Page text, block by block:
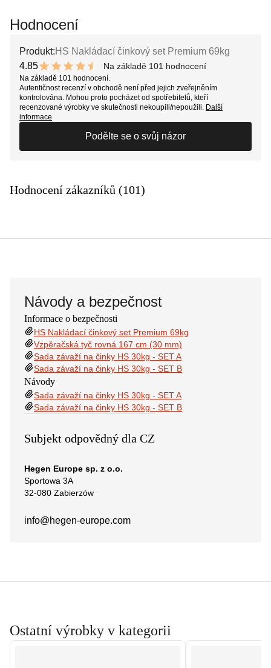
Hodnocení
Produkt: HS Nakládací činkový set Premium 69kg
4.85
9.7 out of 10 stars
Na základě 101 hodnocení
Na základě 101 hodnocení.
Autentičnost recenzí v obchodě není před jejich zveřejněním
kontrolována. Mohou proto pocházet od spotřebitelů, kteří
recenzované výrobky ve skutečnosti nekoupili/nepoužili. Další
informace
Podělte se o svůj názor
Hodnocení zákazníků (101)
Návody a bezpečnost
Informace o bezpečnosti
HS Nakládací činkový set Premium 69kg
Vzpěračská tyč rovná 167 cm (30 mm)
Sada závaží na činky HS 30kg - SET A
Sada závaží na činky HS 30kg - SET B
Návody
Sada závaží na činky HS 30kg - SET A
Sada závaží na činky HS 30kg - SET B
Subjekt odpovědný dla CZ
Hegen Europe sp. z o.o.
Sportowa 3A
32-080 Zabierzów
info@hegen-europe.com
Ostatní výrobky v kategorii